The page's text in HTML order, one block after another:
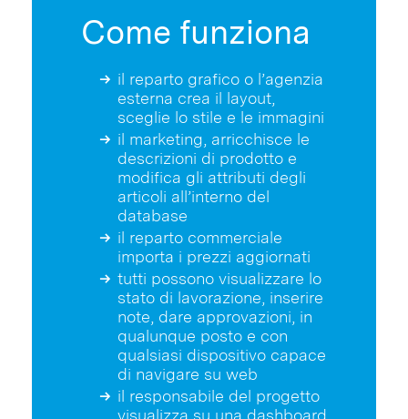
Come funziona
il reparto grafico o l’agenzia
esterna crea il layout,
sceglie lo stile e le immagini
il marketing, arricchisce le
descrizioni di prodotto e
modifica gli attributi degli
articoli all’interno del
database
il reparto commerciale
importa i prezzi aggiornati
tutti possono visualizzare lo
stato di lavorazione, inserire
note, dare approvazioni, in
qualunque posto e con
qualsiasi dispositivo capace
di navigare su web
il responsabile del progetto
visualizza su una dashboard